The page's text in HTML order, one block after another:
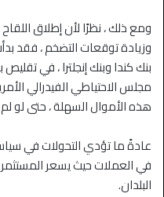
ومع ذلك ، نظرًا لأن إطلاق
وزيادة توقعات التضخم ، فقد
بنك كندا وبنك إنجلترا ، في
مجلس الاحتياطي الفيدرالي
هذه الأموال السهلة ، حتى لو
عادةً ما تؤدي التحولات في
في العملات حيث يسعر
البلدان.